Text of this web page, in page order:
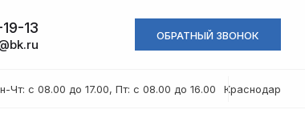
13 ОБРАТНЫЙ ЗВОНОК
Чт: с 08.00 до 17.00, Пт: с 08.00 до 16.00 Краснодар